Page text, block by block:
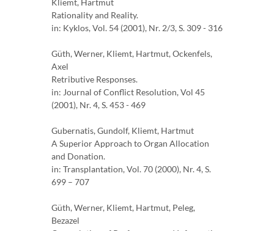
Kliemt, Hartmut
Rationality and Reality.
in: Kyklos, Vol. 54 (2001), Nr. 2/3, S. 309 - 316
Güth, Werner, Kliemt, Hartmut, Ockenfels,
Axel
Retributive Responses.
in: Journal of Conflict Resolution, Vol 45
(2001), Nr. 4, S. 453 - 469
Gubernatis, Gundolf, Kliemt, Hartmut
A Superior Approach to Organ Allocation
and Donation.
in: Transplantation, Vol. 70 (2000), Nr. 4, S.
699 – 707
Güth, Werner, Kliemt, Hartmut, Peleg,
Bezazel